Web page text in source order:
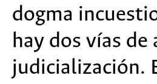
dogma
hay dos vías
judicialización.